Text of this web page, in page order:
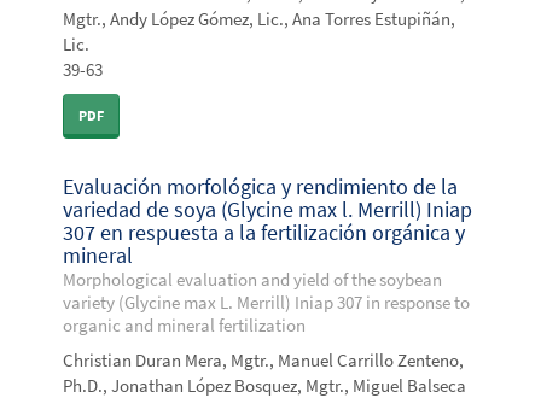
Mgtr., Andy López Gómez, Lic., Ana Torres Estupiñán,
Lic.
39-63
PDF
Evaluación morfológica y rendimiento de la
variedad de soya (Glycine max l. Merrill) Iniap
307 en respuesta a la fertilización orgánica y
mineral
Morphological evaluation and yield of the soybean
variety (Glycine max L. Merrill) Iniap 307 in response to
organic and mineral fertilization
Christian Duran Mera, Mgtr., Manuel Carrillo Zenteno,
Ph.D., Jonathan López Bosquez, Mgtr., Miguel Balseca